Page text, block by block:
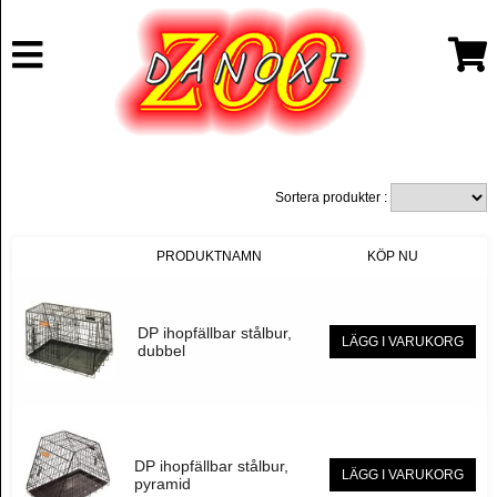
Sortera produkter :
PRODUKTNAMN KÖP NU
DP ihopfällbar stålbur,
dubbel
LÄGG I VARUKORG
DP ihopfällbar stålbur,
pyramid
LÄGG I VARUKORG